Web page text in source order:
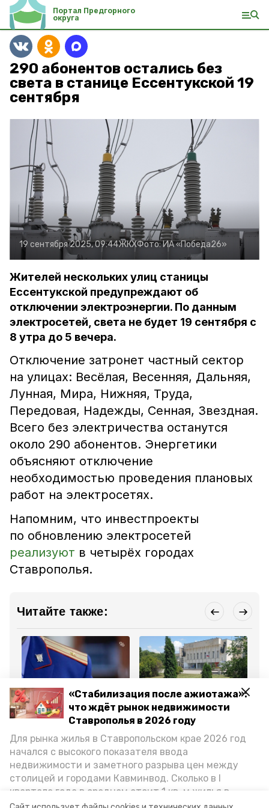
«Стабилизация после ажиотажа»:
что ждёт рынок недвижимости
Ставрополья в 2026 году
Для рынка жилья в Ставропольском крае 2026 год
начался с высокого показателя ввода
недвижимости и заметного разрыва цен между
столицей и городами Кавминвод. Сколько в I
квартале года в среднем стоит 1 кв. м жилья в
городах и округах региона, как изменился спрос на
Портал Предгорного
округа
290 абонентов остались без
света в станице Ессентукской 19
сентября
19 сентября 2025, 09:44ЖКХФото:ИА «Победа26»
Жителей нескольких улиц станицы
Ессентукской предупреждают об
отключении электроэнергии. По данным
электросетей, света не будет 19 сентября с
8 утра до 5 вечера.
Отключение затронет частный сектор
на улицах: Весёлая, Весенняя, Дальняя,
Лунная, Мира, Нижняя, Труда,
Передовая, Надежды, Сенная, Звездная.
Всего без электричества останутся
около 290 абонентов. Энергетики
объясняют отключение
необходимостью проведения плановых
работ на электросетях.
Напомним, что инвестпроекты
по обновлению электросетей
реализуют в четырёх городах
Ставрополья.
Читайте также:
Общество
15 августа 2025, 13:14
Пенсионерке Предгорья
начисленный долг за
ЖКХ
28 июля 2025, 17:35
Работники ЖКХ
станицы Ессентукской
Все новости